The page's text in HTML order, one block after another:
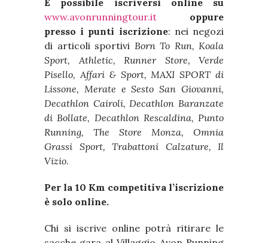
www.avonrunningtour.it
oppure
presso i punti iscrizione: nei negozi
di articoli sportivi Born To Run, Koala
Sport, Athletic, Runner Store, Verde
Pisello, Affari & Sport, MAXI SPORT di
Lissone, Merate e Sesto San Giovanni,
Decathlon Cairoli, Decathlon Baranzate
di Bollate, Decathlon Rescaldina, Punto
Running, The Store Monza, Omnia
Grassi Sport, Trabattoni Calzature, Il
Vizio.
Per la 10 Km competitiva l’iscrizione
è solo online.
Chi si iscrive online potrà ritirare le